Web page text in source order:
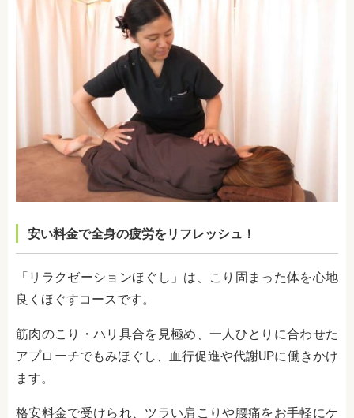
安い料金で全身の疲労をリフレッシュ！
「リラクゼーションほぐし」は、こり固まった体を心地
良くほぐすコースです。
筋肉のこり・ハリ具合を見極め、一人ひとりに合わせた
アプローチでもみほぐし、血行促進や代謝UPに働きかけ
ます。
格安料金で受けられ、ツラい肩こりや腰痛をお手軽にケ